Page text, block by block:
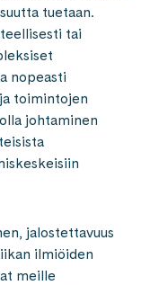
tuetaan.
tai
nopeasti
toimintojen
johtaminen
jalostettavuus
ilmiöiden
meille